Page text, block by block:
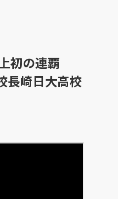
初の連覇
長崎日大高校